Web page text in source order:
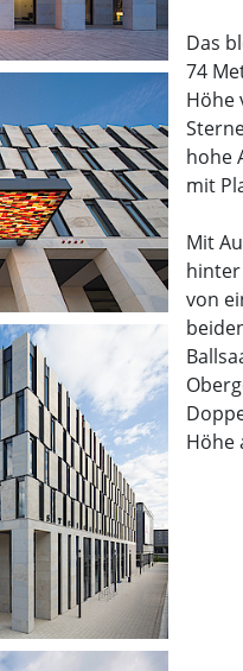
Das
74
Höhe
hohe
mit
Mit
hinter
von
Höhe